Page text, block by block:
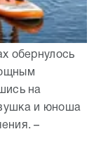
обернулось
на
и юноша
–